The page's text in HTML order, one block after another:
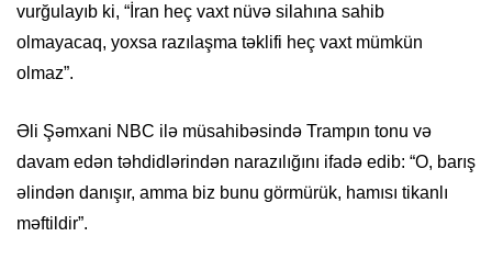
vurğulayıb ki, “İran heç vaxt nüvə silahına sahib
olmayacaq, yoxsa razılaşma təklifi heç vaxt mümkün
olmaz”.
Əli Şəmxani NBC ilə müsahibəsində Trampın tonu və
davam edən təhdidlərindən narazılığını ifadə edib: “O, barış
əlindən danışır, amma biz bunu görmürük, hamısı tikanlı
məftildir”.